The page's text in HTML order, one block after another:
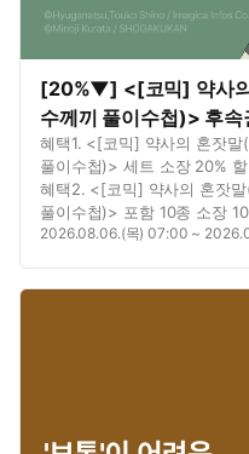
[20%▼] <[코믹] 약사의
수께끼 풀이수첩)> 후속
혜택1. <[코믹] 약사의 혼잣말
풀이수첩)> 세트 소장 20%
혜택2. <[코믹] 약사의 혼잣
풀이수첩)> 포함 10종 소장
혜택3. <[코믹] 약사의 혼잣말
2026.08.06.(목) 07:00 ~